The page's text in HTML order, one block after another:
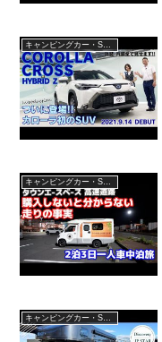
キャンピングカー・SUV人気車種
キャンピングカー・SUV人気車種